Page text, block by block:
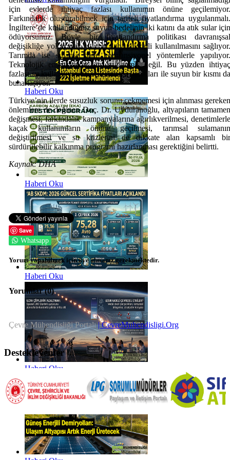
Haberi Oku
Haberi Oku
Haberi Oku
Haberi Oku
için evlerde ihtiyaç fazlası kullanımın önüne
Farkındalık oluşturabilmek için tarifeli fiyatlandırma
İngiltere’de kullandığınız suyun bedelinin iki katını da atık sular
ödüyorsunuz. Böyle bir fiyatlandırma politikası
değişikliğe yol açarak, suyun daha dikkatli kullanılmasını
Tarımda ise sulama hala konvansiyonel yöntemlerle
Teknolojik entegrasyon tam sağlanmış değil. Bu yüzden
fazlası su kullanılıyor ve açık sulama kanalları ile suyun bir kısmı
buharlaşıyor."
Türkiye’nin ilerde susuzluk sorunu çekmemesi için alınması
önlemlere de değinen Doç. Dr. Uyduranoğlu, altyapıların
değişmesi, farkındalık kampanyalarına ağırlıkverilmesi,
kaçak kullanımların önüne geçilmesi, tarımsal
değiştirilmesi ve su krizlerini de dikkate alan kapsamlı
sürdürülebilir kalkınma programı hazırlanması gerektiğini belirtti.
Kaynak: DHA
Save
Whatsapp
Yorum yapabilmek için üye olmanız gerekmektedir.
Yorumlar (0)
Çevre Mühendisliği Portalı| CevreMuhendisligi.Org
Destekleyenler